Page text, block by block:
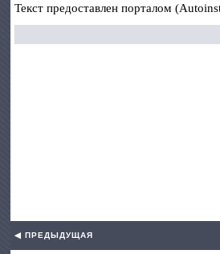
Текст предоставлен порталом
◀ ПРЕДЫДУЩАЯ